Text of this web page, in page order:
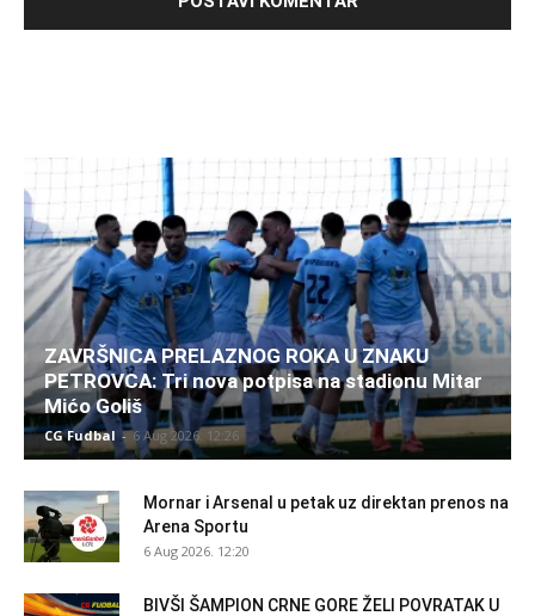
ZAVRŠNICA PRELAZNOG ROKA U ZNAKU
PETROVCA: Tri nova potpisa na stadionu Mitar
Mićo Goliš
CG Fudbal - 6 Aug 2026. 12:26
Mornar i Arsenal u petak uz direktan prenos na
Arena Sportu
6 Aug 2026. 12:20
BIVŠI ŠAMPION CRNE GORE ŽELI POVRATAK U